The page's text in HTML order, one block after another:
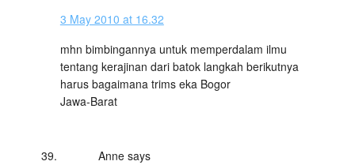
3 May 2010 at 16.32
mhn bimbingannya untuk memperdalam ilmu
tentang kerajinan dari batok langkah berikutnya
harus bagaimana trims eka Bogor
Jawa-Barat
Anne says